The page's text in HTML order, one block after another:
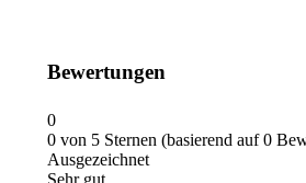
Bewertungen
0
0 von 5 Sternen (basierend auf 0
Ausgezeichnet